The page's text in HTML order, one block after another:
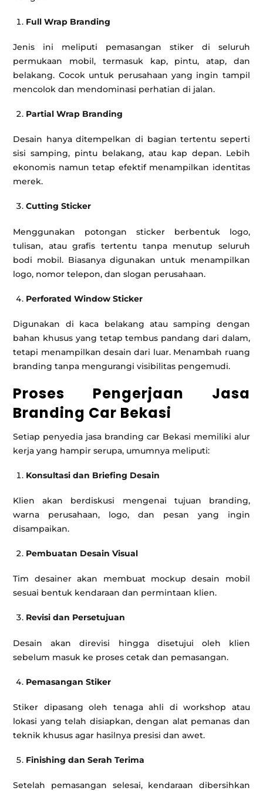
Full Wrap Branding
Jenis ini meliputi pemasangan stiker di seluruh
permukaan mobil, termasuk kap, pintu, atap, dan
belakang. Cocok untuk perusahaan yang ingin tampil
mencolok dan mendominasi perhatian di jalan.
Partial Wrap Branding
Desain hanya ditempelkan di bagian tertentu seperti
sisi samping, pintu belakang, atau kap depan. Lebih
ekonomis namun tetap efektif menampilkan identitas
merek.
Cutting Sticker
Menggunakan potongan sticker berbentuk logo,
tulisan, atau grafis tertentu tanpa menutup seluruh
bodi mobil. Biasanya digunakan untuk menampilkan
logo, nomor telepon, dan slogan perusahaan.
Perforated Window Sticker
Digunakan di kaca belakang atau samping dengan
bahan khusus yang tetap tembus pandang dari dalam,
tetapi menampilkan desain dari luar. Menambah ruang
branding tanpa mengurangi visibilitas pengemudi.
Proses Pengerjaan Jasa
Branding Car Bekasi
Setiap penyedia jasa branding car Bekasi memiliki alur
kerja yang hampir serupa, umumnya meliputi:
Konsultasi dan Briefing Desain
Klien akan berdiskusi mengenai tujuan branding,
warna perusahaan, logo, dan pesan yang ingin
disampaikan.
Pembuatan Desain Visual
Tim desainer akan membuat mockup desain mobil
sesuai bentuk kendaraan dan permintaan klien.
Revisi dan Persetujuan
Desain akan direvisi hingga disetujui oleh klien
sebelum masuk ke proses cetak dan pemasangan.
Pemasangan Stiker
Stiker dipasang oleh tenaga ahli di workshop atau
lokasi yang telah disiapkan, dengan alat pemanas dan
teknik khusus agar hasilnya presisi dan awet.
Finishing dan Serah Terima
Setelah pemasangan selesai, kendaraan dibersihkan